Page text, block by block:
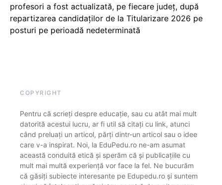
profesori a fost actualizată, pe fiecare județ, după
repartizarea candidaților de la Titularizare 2026 pe
posturi pe perioadă nedeterminată
COPYRIGHT
Pentru că scrieți despre educație, sau cu atât mai mult
datorită acestui lucru, ar fi util să citați cu link, atunci
când preluați un articol, părți dintr-un articol sau o idee
care v-a inspirat. Noi, la EduPedu.ro ne-am asumat
această conduită etică și sperăm că și publicațiile cu
mult mai multă experiență vor face la fel. Ne bucurăm
că găsiți subiecte interesante pe Edupedu.ro și suntem